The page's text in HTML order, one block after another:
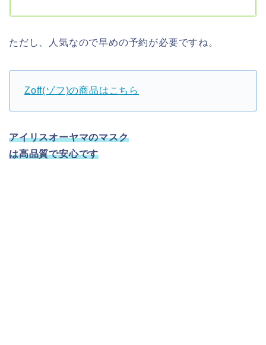
ただし、人気なので早めの予約が必要ですね。
Zoff(ゾフ)の商品はこちら
アイリスオーヤマのマスク
は高品質で安心です